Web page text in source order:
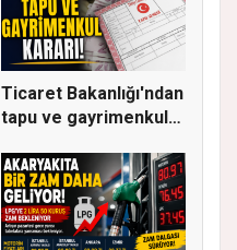
Ticaret Bakanlığı'ndan
tapu ve gayrimenkul